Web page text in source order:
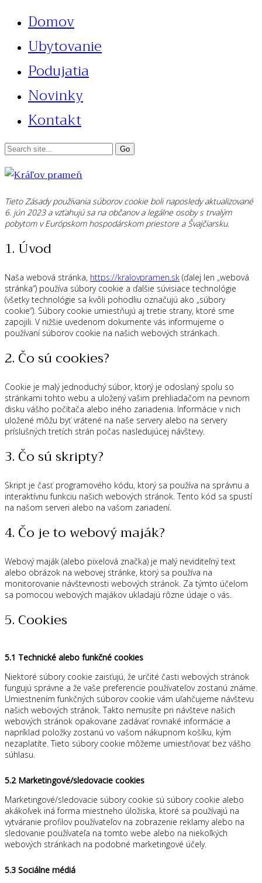
Domov
Ubytovanie
Podujatia
Novinky
Kontakt
Tieto Zásady používania súborov cookie boli naposledy aktualizované
6. jún 2023 a vzťahujú sa na občanov a legálne osoby s trvalým
pobytom v Európskom hospodárskom priestore a Švajčiarsku.
1. Úvod
Naša webová stránka, https://kralovpramen.sk (ďalej len „webová
stránka“) používa súbory cookie a ďalšie súvisiace technológie
(všetky technológie sa kvôli pohodliu označujú ako „súbory
cookie“). Súbory cookie umiestňujú aj tretie strany, ktoré sme
zapojili. V nižšie uvedenom dokumente vás informujeme o
používaní súborov cookie na našich webových stránkach.
2. Čo sú cookies?
Cookie je malý jednoduchý súbor, ktorý je odoslaný spolu so
stránkami tohto webu a uložený vašim prehliadačom na pevnom
disku vášho počítača alebo iného zariadenia. Informácie v nich
uložené môžu byť vrátené na naše servery alebo na servery
príslušných tretích strán počas nasledujúcej návštevy.
3. Čo sú skripty?
Skript je časť programového kódu, ktorý sa používa na správnu a
interaktívnu funkciu našich webových stránok. Tento kód sa spustí
na našom serveri alebo na vašom zariadení.
4. Čo je to webový maják?
Webový maják (alebo pixelová značka) je malý neviditeľný text
alebo obrázok na webovej stránke, ktorý sa používa na
monitorovanie návštevnosti webových stránok. Za týmto účelom
sa pomocou webových majákov ukladajú rôzne údaje o vás.
5. Cookies
5.1 Technické alebo funkčné cookies
Niektoré súbory cookie zaisťujú, že určité časti webových stránok
fungujú správne a že vaše preferencie používateľov zostanú známe.
Umiestnením funkčných súborov cookie vám uľahčujeme návštevu
našich webových stránok. Takto nemusíte pri návšteve našich
webových stránok opakovane zadávať rovnaké informácie a
napríklad položky zostanú vo vašom nákupnom košíku, kým
nezaplatíte. Tieto súbory cookie môžeme umiestňovať bez vášho
súhlasu.
5.2 Marketingové/sledovacie cookies
Marketingové/sledovacie súbory cookie sú súbory cookie alebo
akákoľvek iná forma miestneho úložiska, ktoré sa používajú na
vytváranie profilov používateľov na zobrazenie reklamy alebo na
sledovanie používateľa na tomto webe alebo na niekoľkých
webových stránkach na podobné marketingové účely.
5.3 Sociálne médiá